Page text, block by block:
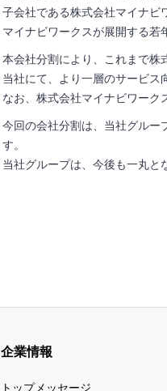
子会社である株式会社マイナビ
マイナビワークスが展開する若
本会社分割により、これまで株
当社にて、より一層のサービス
なお、株式会社マイナビワーク
今回の会社分割は、当社グルー
す。
当社グループは、今後も一丸と
企業情報
トップメッセージ